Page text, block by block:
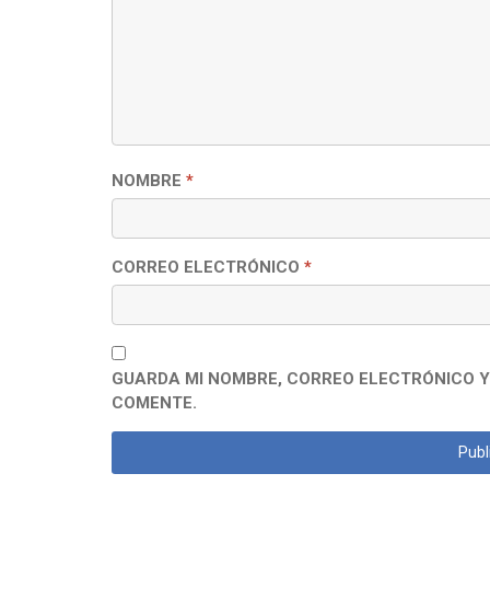
NOMBRE *
CORREO ELECTRÓNICO *
GUARDA MI NOMBRE, CORREO ELECTRÓNICO
COMENTE.